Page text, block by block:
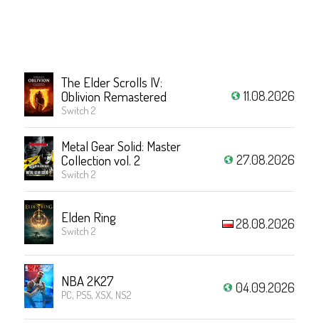
The Elder Scrolls IV:
Oblivion Remastered
Switch 2
11.08.2026
Metal Gear Solid: Master
Collection vol. 2
Switch 2
27.08.2026
Elden Ring
Switch 2 28.08.2026
NBA 2K27
PC, PS5, XSX, NS2 04.09.2026